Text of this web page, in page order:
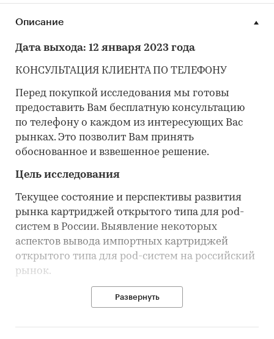
Описание
Дата выхода: 12 января 2023 года
КОНСУЛЬТАЦИЯ КЛИЕНТА ПО ТЕЛЕФОНУ
Перед покупкой исследования мы готовы
предоставить Вам бесплатную консультацию
по телефону о каждом из интересующих Вас
рынках. Это позволит Вам принять
обоснованное и взвешенное решение.
Цель исследования
Текущее состояние и перспективы развития
рынка картриджей открытого типа для pod-
систем в России. Выявление некоторых
аспектов вывода импортных картриджей
открытого типа для pod-систем на российский
рынок.
Задачи исследованияРазвернуть